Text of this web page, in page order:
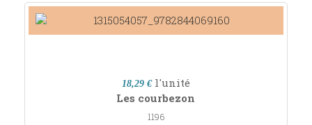
18,29 € l'unité
Les courbezon
1196